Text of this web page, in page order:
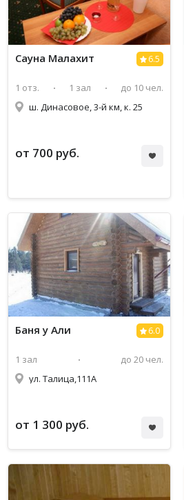
6.5
Сауна Малахит
1 отз. 1 зал
до 10 чел.
ш. Динасовое, 3-й км, к. 25
от 700 руб.
6.0
Баня у Али
1 зал
до 20 чел.
ул. Талица,111А
от 1 300 руб.